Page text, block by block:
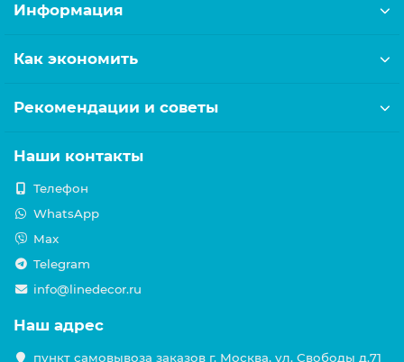
Информация
Как экономить
Рекомендации и советы
Наши контакты
Телефон
WhatsApp
Max
Telegram
info@linedecor.ru
Наш адрес
пункт самовывоза заказов г. Москва, ул. Свободы д.71